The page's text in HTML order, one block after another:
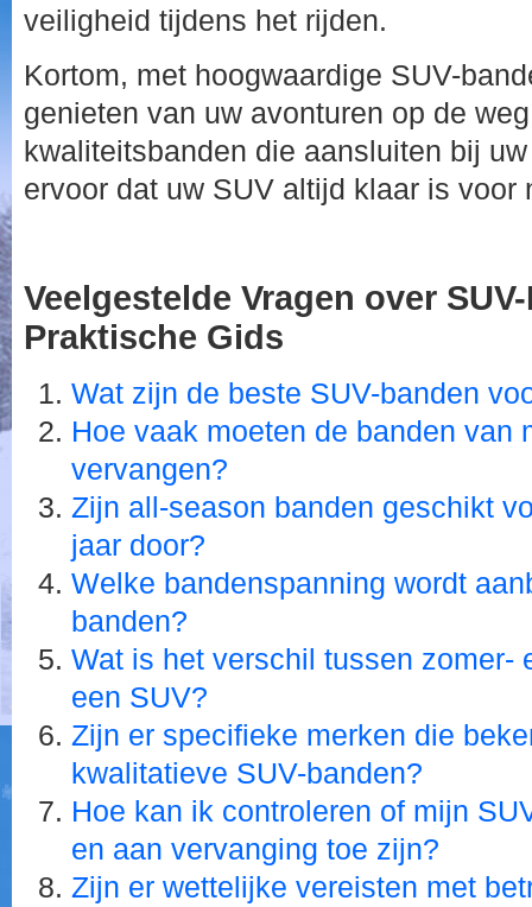
veiligheid tijdens het rijden.
Kortom, met hoogwaardige SUV-
genieten van uw avonturen op de
kwaliteitsbanden die aansluiten bij
ervoor dat uw SUV altijd klaar is voor
Veelgestelde Vragen over
Praktische Gids
Wat zijn de beste SUV-banden
Hoe vaak moeten de banden van
vervangen?
Zijn all-season banden geschikt
jaar door?
Welke bandenspanning wordt
banden?
Wat is het verschil tussen zomer-
een SUV?
Zijn er specifieke merken die
kwalitatieve SUV-banden?
Hoe kan ik controleren of mijn
en aan vervanging toe zijn?
Zijn er wettelijke vereisten met